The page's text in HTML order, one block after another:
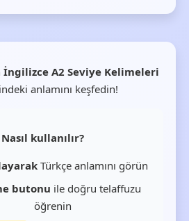
İngilizce A2 Seviye Kelimeleri
anlamını keşfedin!
Nasıl kullanılır?
Türkçe anlamını görün
butonu ile doğru telaffuzu
öğrenin